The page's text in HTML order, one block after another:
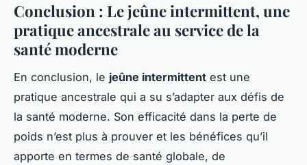
Conclusion : Le jeûne intermittent, une
pratique ancestrale au service de la
santé moderne
En conclusion, le jeûne intermittent est une
pratique ancestrale qui a su s’adapter aux défis de
la santé moderne. Son efficacité dans la perte de
poids n’est plus à prouver et les bénéfices qu’il
apporte en termes de santé globale, de